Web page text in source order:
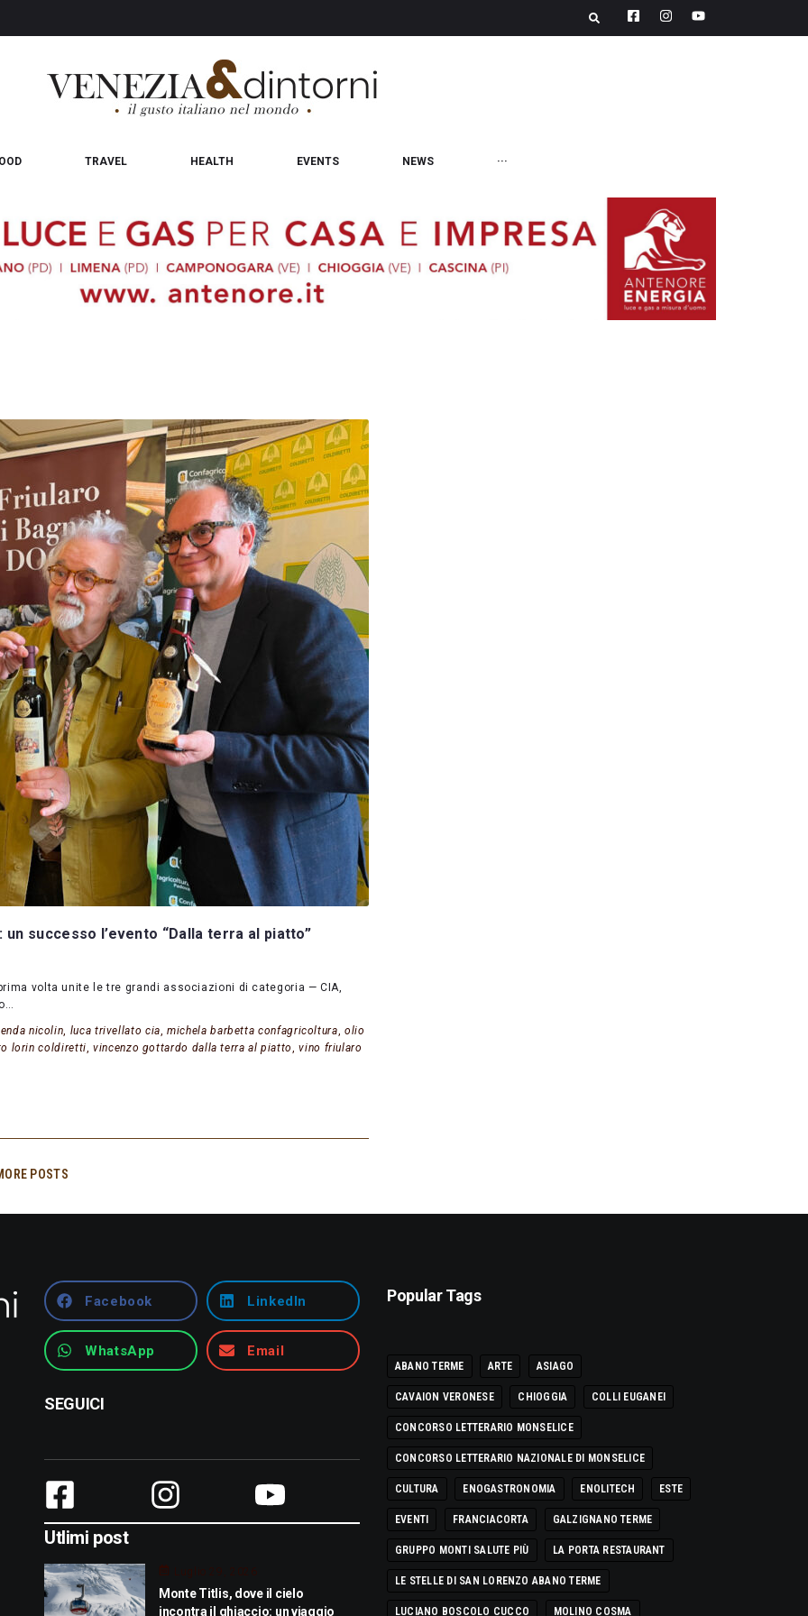
TRAVEL HEALTH EVENTS NEWS ···
successo l’evento “Dalla terra al piatto”
volta unite le tre grandi associazioni di categoria — CIA,
nicolin, luca trivellato cia,michela barbetta confagricoltura, olio
lorin coldiretti,vincenzo gottardo dalla terra al piatto,vino friularo
POSTS
Facebook LinkedIn
WhatsApp Email
SEGUICI
Utlimi post
Luglio 29, 2026
Monte Titlis, dove il cielo
incontra il ghiaccio: un viaggio
Popular Tags
ABANO TERME ARTE ASIAGO
CAVAION VERONESE CHIOGGIA COLLI EUGANEI
CONCORSO LETTERARIO MONSELICE
CONCORSO LETTERARIO NAZIONALE DI MONSELICE
CULTURA ENOGASTRONOMIA ENOLITECH ESTE
EVENTI FRANCIACORTA GALZIGNANO TERME
GRUPPO MONTI SALUTE PIÙ LA PORTA RESTAURANT
LE STELLE DI SAN LORENZO ABANO TERME
LUCIANO BOSCOLO CUCCO MOLINO COSMA